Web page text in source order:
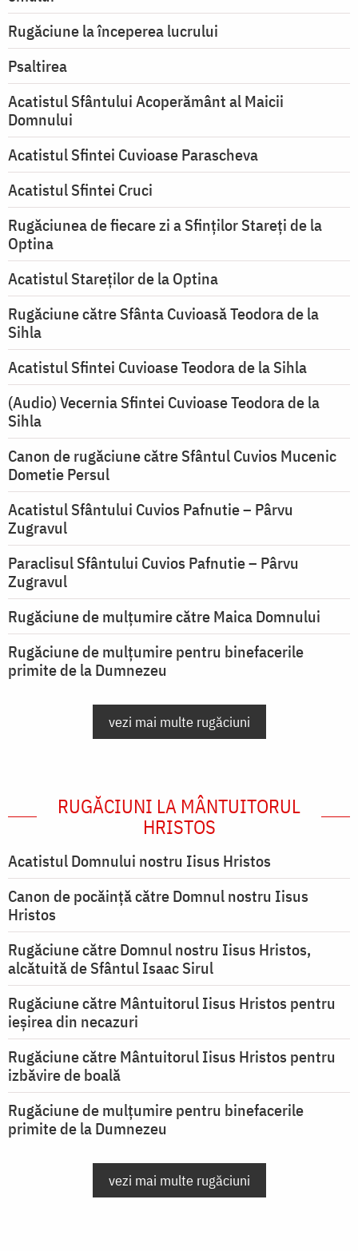
Rugăciune la începerea lucrului
Psaltirea
Acatistul Sfântului Acoperământ al Maicii
Domnului
Acatistul Sfintei Cuvioase Parascheva
Acatistul Sfintei Cruci
Rugăciunea de fiecare zi a Sfinților Stareți de la
Optina
Acatistul Stareţilor de la Optina
Rugăciune către Sfânta Cuvioasă Teodora de la
Sihla
Acatistul Sfintei Cuvioase Teodora de la Sihla
(Audio) Vecernia Sfintei Cuvioase Teodora de la
Sihla
Canon de rugăciune către Sfântul Cuvios Mucenic
Dometie Persul
Acatistul Sfântului Cuvios Pafnutie – Pârvu
Zugravul
Paraclisul Sfântului Cuvios Pafnutie – Pârvu
Zugravul
Rugăciune de mulţumire către Maica Domnului
Rugăciune de mulțumire pentru binefacerile
primite de la Dumnezeu
vezi mai multe rugăciuni
RUGĂCIUNI LA MÂNTUITORUL
HRISTOS
Acatistul Domnului nostru Iisus Hristos
Canon de pocăință către Domnul nostru Iisus
Hristos
Rugăciune către Domnul nostru Iisus Hristos,
alcătuită de Sfântul Isaac Sirul
Rugăciune către Mântuitorul Iisus Hristos pentru
ieşirea din necazuri
Rugăciune către Mântuitorul Iisus Hristos pentru
izbăvire de boală
Rugăciune de mulțumire pentru binefacerile
primite de la Dumnezeu
vezi mai multe rugăciuni